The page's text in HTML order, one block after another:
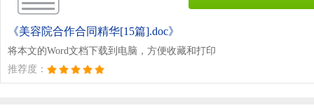
《美容院合作合同精华[15篇].doc》
将本文的Word文档下载到电脑，方便收藏和打印
推荐度：